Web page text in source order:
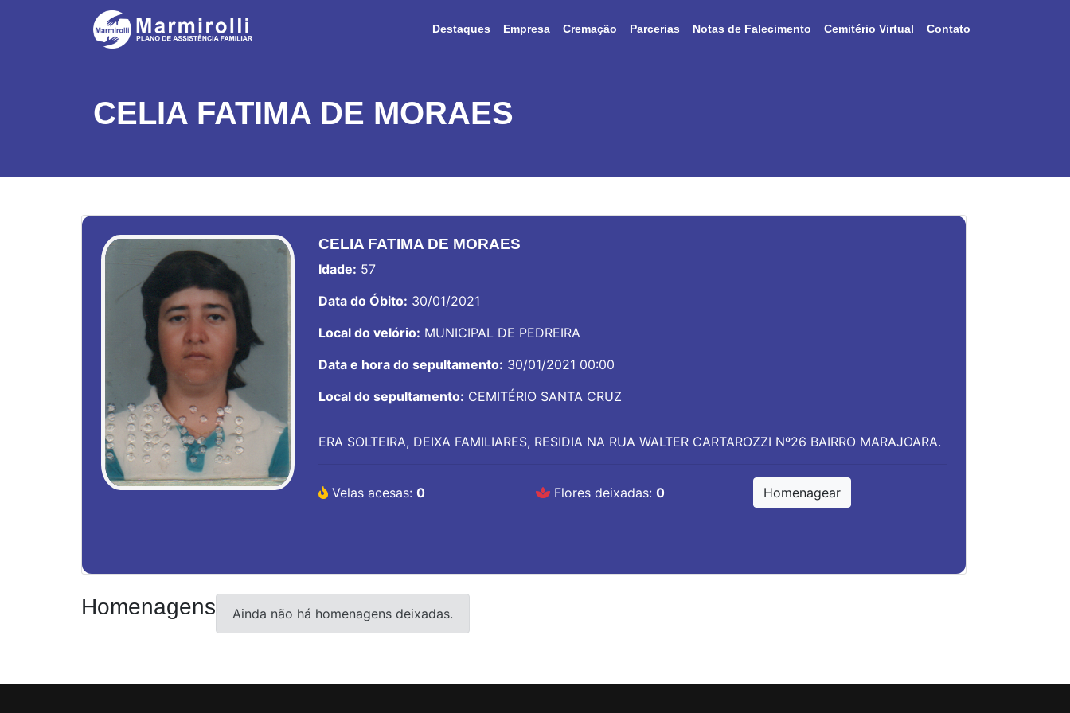
Destaques Empresa Cremação Parcerias Notas de Falecimento Cemitério Virtual Contato
CELIA FATIMA DE MORAES
CELIA FATIMA DE MORAES
Idade: 57
Data do Óbito: 30/01/2021
Local do velório: MUNICIPAL DE PEDREIRA
Data e hora do sepultamento: 30/01/2021 00:00
Local do sepultamento: CEMITÉRIO SANTA CRUZ
ERA SOLTEIRA, DEIXA FAMILIARES, RESIDIA NA RUA WALTER CARTAROZZI Nº26 BAIRRO MARAJOARA.
Velas acesas: 0 Flores deixadas: 0 Homenagear
Homenagens Ainda não há homenagens deixadas.